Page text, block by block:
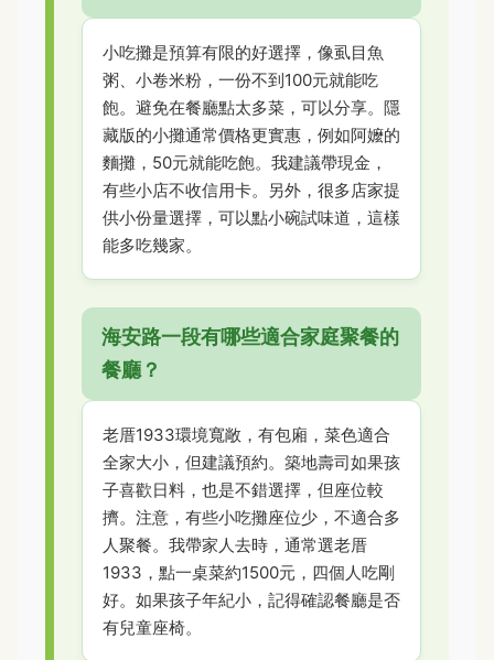
小吃攤是預算有限的好選擇，像虱目魚
粥、小卷米粉，一份不到100元就能吃
飽。避免在餐廳點太多菜，可以分享。隱
藏版的小攤通常價格更實惠，例如阿嬤的
麵攤，50元就能吃飽。我建議帶現金，
有些小店不收信用卡。另外，很多店家提
供小份量選擇，可以點小碗試味道，這樣
能多吃幾家。
海安路一段有哪些適合家庭聚餐的
餐廳？
老厝1933環境寬敞，有包廂，菜色適合
全家大小，但建議預約。築地壽司如果孩
子喜歡日料，也是不錯選擇，但座位較
擠。注意，有些小吃攤座位少，不適合多
人聚餐。我帶家人去時，通常選老厝
1933，點一桌菜約1500元，四個人吃剛
好。如果孩子年紀小，記得確認餐廳是否
有兒童座椅。